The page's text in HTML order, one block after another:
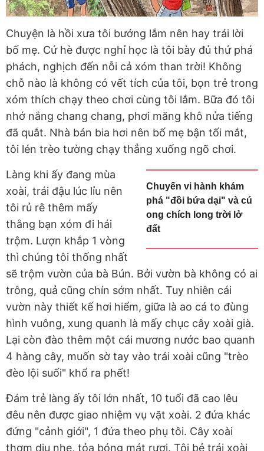
Chuyện là hồi xưa tôi bướng lắm nên hay trái lời
bố mẹ. Cứ hè được nghỉ học là tôi bày đủ thứ phá
phách, nghịch đến nỗi cả xóm than trời! Không
chỗ nào là không có vết tích của tôi, bọn trẻ trong
xóm thích chạy theo chơi cùng tôi lắm. Bữa đó tôi
nhớ nắng chang chang, phơi măng khô nửa tiếng
đã quắt. Nhà bán bia hơi nên bố mẹ bận tối mắt,
tôi lén trèo tường chạy thẳng xuống ngõ chơi.
Chuyến vi hành khám
phá "đồi bứa dại" và cú
ong chích long trời lở
đất
Làng khi ấy đang mùa
xoài, trái đậu lúc lỉu nên
tôi rủ rê thêm mấy
thằng bạn xóm đi hái
trộm. Lượn khắp 1 vòng
thì chúng tôi thống nhất
sẽ trộm vườn của bà Bún. Bởi vườn bà không có ai
trông, quả cũng chín sớm nhất. Tuy nhiên cái
vườn này thiết kế hơi hiểm, giữa là ao cá to đùng
hình vuông, xung quanh là mấy chục cây xoài già.
Lại còn đào thêm một cái mương nước bao quanh
4 hàng cây, muốn sờ tay vào trái xoài cũng "trèo
đèo lội suối" khổ ra phết!
Đám trẻ làng ấy tôi lớn nhất, 10 tuổi đã cao lêu
đêu nên được giao nhiệm vụ vặt xoài. 2 đứa khác
đứng "cảnh giới", 1 đứa theo phụ tôi. Cây xoài
thơm dịu nhẹ, tỏa bóng mát rượi. Tôi bẻ trái xoài